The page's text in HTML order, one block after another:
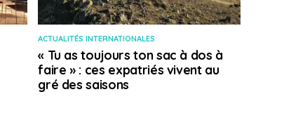
ACTUALITÉS INTERNATIONALES
« Tu as toujours ton sac à dos à
faire » : ces expatriés vivent au
gré des saisons